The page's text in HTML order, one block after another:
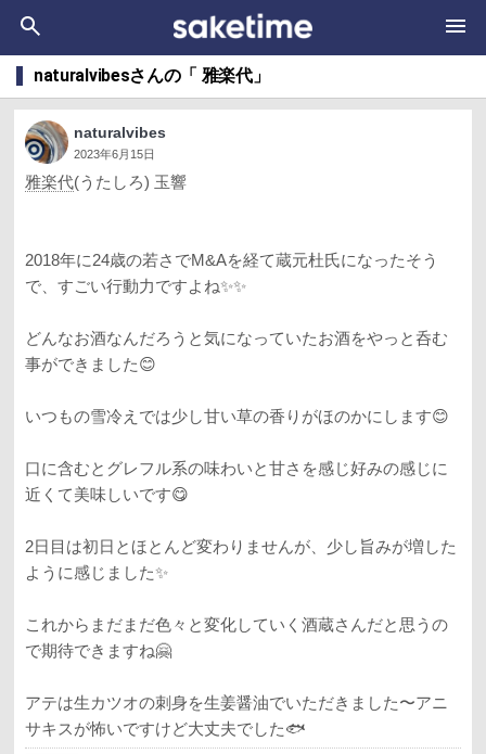
naturalvibesさんの「 雅楽代」
naturalvibes
2023年6月15日
雅楽代(うたしろ) 玉響
2018年に24歳の若さでM&Aを経て蔵元杜氏になったそう
で、すごい行動力ですよね✨✨
どんなお酒なんだろうと気になっていたお酒をやっと呑む
事ができました😊
いつもの雪冷えでは少し甘い草の香りがほのかにします😊
口に含むとグレフル系の味わいと甘さを感じ好みの感じに
近くて美味しいです😋
2日目は初日とほとんど変わりませんが、少し旨みが増した
ように感じました✨
これからまだまだ色々と変化していく酒蔵さんだと思うの
で期待できますね🤗
アテは生カツオの刺身を生姜醤油でいただきました〜アニ
サキスが怖いですけど大丈夫でした🐟